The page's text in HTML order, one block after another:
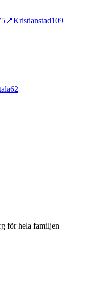
📍Kristianstad109
62
för hela familjen